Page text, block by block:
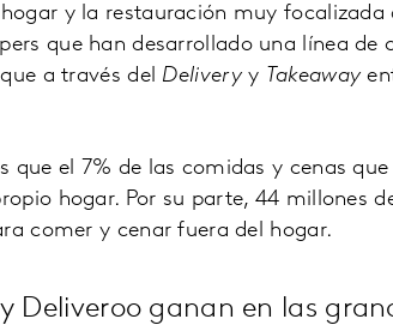
y la restauración muy
que han desarrollado una línea
a través del Deliveryy Takeaway
que el 7% de las comidas y cenas
hogar. Por su parte, 44 millones
comer y cenar fuera del hogar.
Deliveroo ganan en las